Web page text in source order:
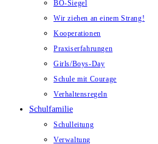
BO-Siegel
Wir ziehen an einem Strang!
Kooperationen
Praxiserfahrungen
Girls/Boys-Day
Schule mit Courage
Verhaltensregeln
Schulfamilie
Schulleitung
Verwaltung